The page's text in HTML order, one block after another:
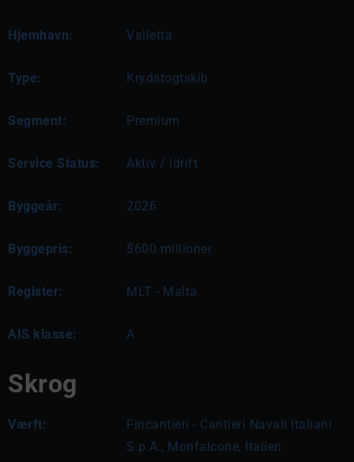
Hjemhavn: Valletta
Type: Krydstogtskib
Segment: Premium
Service Status: Aktiv / Idrift
Byggeår: 2026
Byggepris: $600 millioner
Register: MLT - Malta
AIS klasse: A
Skrog
Værft:
Fincantieri - Cantieri Navali Italiani
S.p.A., Monfalcone, Italien